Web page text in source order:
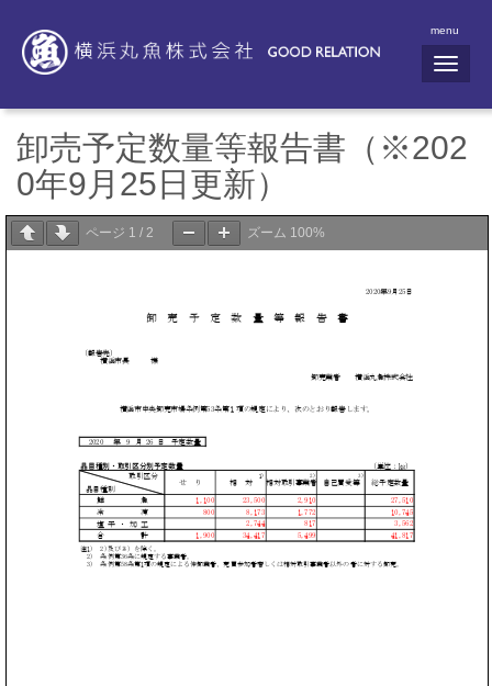
menu
N
a
i
g
a
n
卸売予定数量等報告書（※202
0年9月25日更新）
ページ 1 / 2 ズーム 100%